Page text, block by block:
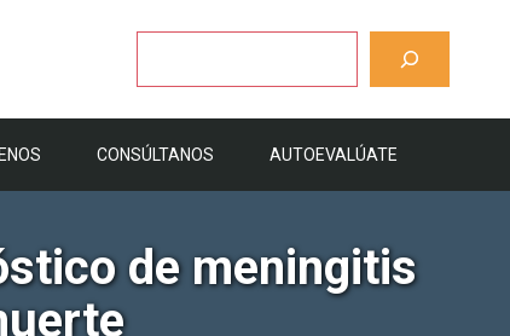
CONSÚLTANOS AUTOEVALÚATE
de meningitis